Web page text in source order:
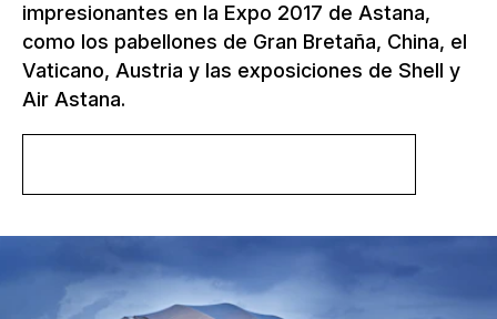
impresionantes en la Expo 2017 de Astana,
como los pabellones de Gran Bretaña, China, el
Vaticano, Austria y las exposiciones de Shell y
Air Astana.